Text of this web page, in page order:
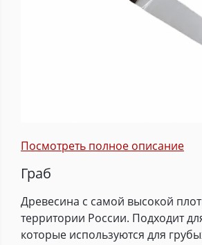
Посмотреть полное описание
Граб
Древесина с самой высокой
территории России. Подходит
которые используются для